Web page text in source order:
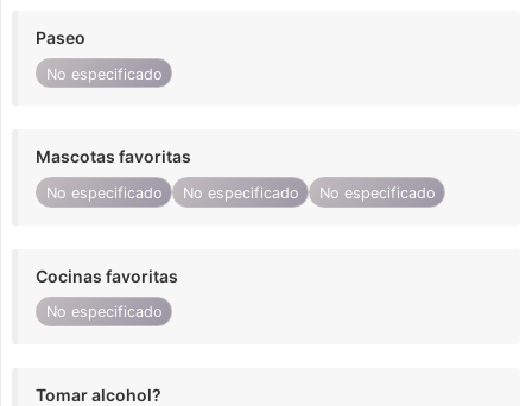
Paseo
No especificado
Mascotas favoritas
No especificado No especificado No especificado
Cocinas favoritas
No especificado
Tomar alcohol?